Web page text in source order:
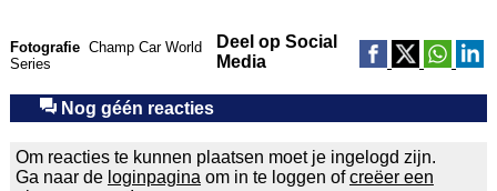
Fotografie Champ Car World
Series
Deel op Social
Media
Nog géén reacties
Om reacties te kunnen plaatsen moet je ingelogd zijn.
Ga naar de loginpagina om in te loggen ofcreëer een